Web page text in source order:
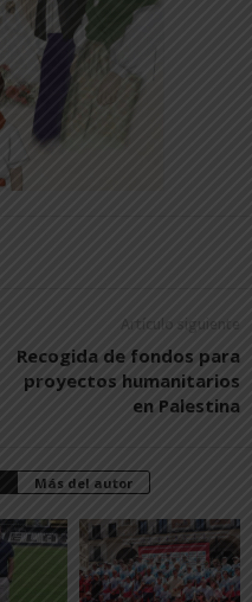
Artículo siguiente
Recogida de fondos para
proyectos humanitarios
en Palestina
Más del autor